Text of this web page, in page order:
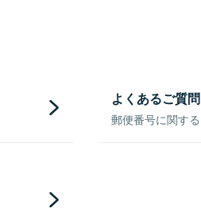
よくあるご質
郵便番号に関す